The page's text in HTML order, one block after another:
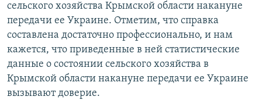
сельского хозяйства Крымской области накануне
передачи ее Украине. Отметим, что справка
составлена достаточно профессионально, и нам
кажется, что приведенные в ней статистические
данные о состоянии сельского хозяйства в
Крымской области накануне передачи ее Украине
вызывают доверие.